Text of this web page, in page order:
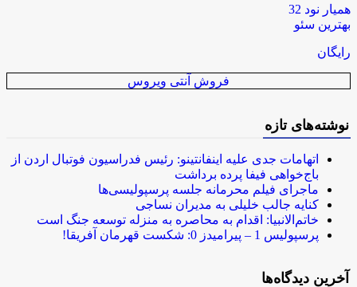
همیار نود 32
بهترین سئو
رایگان
فروش آنتی ویروس
نوشته‌های تازه
اتهامات جدی علیه اینفانتینو: رئیس فدراسیون فوتبال اردن از
باج‌خواهی فیفا پرده برداشت
ماجرای فیلم محرمانه جلسه پرسپولیسی‌ها
کنایه جالب خلیلی به مدیران نساجی
خاتم‌الانبیا: اقدام به محاصره به منزله توسعه جنگ است
پرسپولیس 1 – پیرامیدز 0: شکست قهرمان آفریقا!
آخرین دیدگاه‌ها